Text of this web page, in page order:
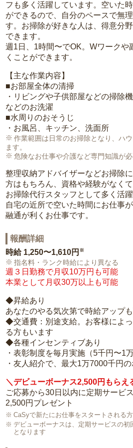
フも多く活躍しています。空いた
ができるので、自分のペースで無
す。お掃除が好きな人は、得意分
できます。
週1日、1時間〜でOK。Wワークや
くことができます。
【主な作業内容】
■お部屋全体の清掃
・リビングや子供部屋などの掃除
などのお洗濯
■水周りのおそうじ
・お風呂、キッチン、洗面所
作業範囲は日常のお掃除となり、ハ
ます。
危険なお仕事や介護など専門知識が
整理収納アドバイザーなどお掃除
方はもちろん、資格や経験がなく
お掃除代行スタッフとして多く活躍
自宅の近所で空いた時間にお仕事
融通が利くお仕事です。
報酬詳細
時給 1,250〜1,610円 ※
指名料・ランク時給により異なる
週３日勤務で月収10万円も可能
本業として月収30万以上も可能
◆昇給あり
あなたのやる気次第で時給アップも
◆交通費：別途支給。お客様によ
る方もいます
◆各種インセンティブあり
・表彰制度を毎月実施（5千円〜1
・友人紹介で、最大1万7000千円
＼デビューボーナス2,500円もらえ
ご応募から30日以内に定期サービ
2,500円プレゼント
CaSyで新たにお仕事をスタートされる
デビューボーナスは、定期サービスの
となります